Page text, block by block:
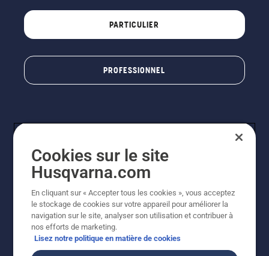
PARTICULIER
PROFESSIONNEL
© Husqvarna AB (publ). Tous droits réservés. Les prix
indiqués sont à titre indicatif de Husqvarna Schweiz AG
aux revendeurs participants, prix en CHF, TVA 8,1 % et
TAR incluses. Sous réserve de modification. Tous les
prix indiqués sont des prix de vente recommandés (TVA
Cookies sur le site
Husqvarna.com
En cliquant sur « Accepter tous les cookies », vous acceptez
le stockage de cookies sur votre appareil pour améliorer la
navigation sur le site, analyser son utilisation et contribuer à
nos efforts de marketing.
Lisez notre politique en matière de cookies